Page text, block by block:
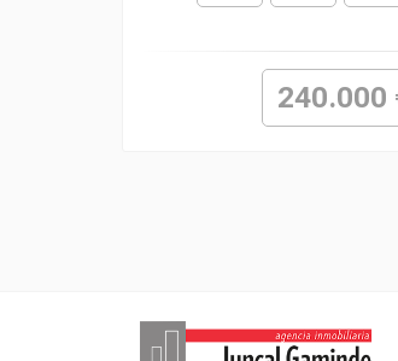
240.000